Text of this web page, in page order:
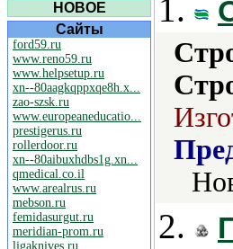
НОВОЕ
Сайты
ford59.ru
www.reno59.ru
www.helpsetup.ru
xn--80aagkqppxqe8h.x...
zao-szsk.ru
www.europeaneducatio...
prestigerus.ru
rollerdoor.ru
xn--80aibuxhdbs1g.xn...
qmedical.co.il
www.arealrus.ru
mebson.ru
femidasurgut.ru
meridian-prom.ru
ligaknives.ru
1.
2.